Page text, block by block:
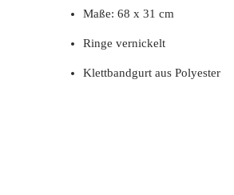
Maße: 68 x 31 cm
Ringe vernickelt
Klettbandgurt aus Polyester